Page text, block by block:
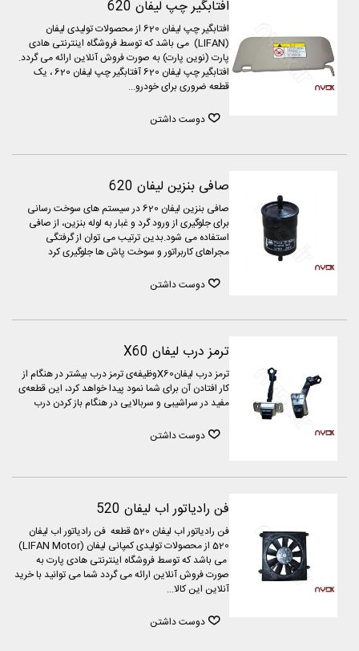
افتابگیر چپ لیفان 620
افتابگیر چپ لیفان 620 از محصولات تولیدی لیفان
(LIFAN) می باشد که توسط فروشگاه اینترنتی هادی
پارت (نوین پارت) به صورت فروش آنلاین ارائه می گردد.
افتابگیر چپ لیفان 620 آفتابگیر چپ لیفان 620 ، یک
قطعه ضروری برای خودرو...
دوست داشتن
صافی بنزین لیفان 620
صافی بنزین لیفان 620 در سیستم های سوخت رسانی
برای جلوگیری از ورود گرد و غبار به لوله بنزین، از صافی
استفاده می شود.بدین ترتیب می توان از گرفتگی
مجراهای کاربراتور و سوخت پاش ها جلوگیری کرد
دوست داشتن
ترمز درب لیفان X60
ترمز درب لیفانX60وظیفه‌ی ترمز درب بیشتر در هنگام از
کار افتادن آن برای شما نمود پیدا خواهد کرد، این قطعه‌ی
مفید در سراشیبی و سربالایی در هنگام باز کردن درب
دوست داشتن
فن رادیاتور اب لیفان 520
فن رادیاتور اب لیفان 520 قطعه فن رادیاتور اب لیفان
520 از محصولات تولیدی کمپانی لیفان (LIFAN Motor)
می باشد که توسط فروشگاه اینترنتی هادی پارت به
صورت فروش آنلاین ارائه می گردد شما می توانید با خرید
آنلاین این کالا...
دوست داشتن